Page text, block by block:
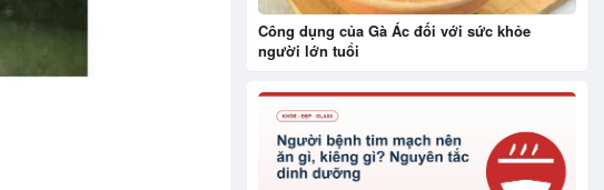
Công dụng của Gà Ác đối với sức khỏe
người lớn tuổi